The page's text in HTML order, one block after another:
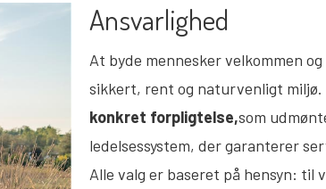
Ansvarlighed
At byde mennesker velkommen
sikkert, rent og naturvenligt miljø.
konkret forpligtelse,som
ledelsessystem, der garanterer
Alle valg er baseret på hensyn: